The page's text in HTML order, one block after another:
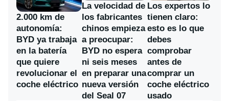
2.000 km de
autonomía:
BYD ya trabaja
en la batería
que quiere
revolucionar el
coche eléctrico
La velocidad de
los fabricantes
chinos empieza
a preocupar:
BYD no espera
ni seis meses
en preparar una
nueva versión
del Seal 07
Los expertos lo
tienen claro:
esto es lo que
debes
comprobar
antes de
comprar un
coche eléctrico
usado